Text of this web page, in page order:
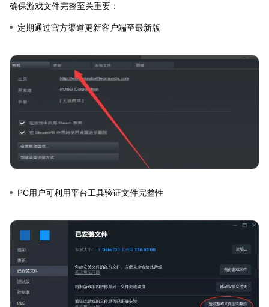
确保游戏文件完整至关重要：
定期通过官方渠道更新客户端至最新版
PC用户可利用平台工具验证文件完整性